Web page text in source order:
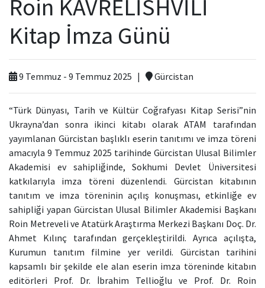
Roin KAVRELİSHVİLİ
Kitap İmza Günü
9 Temmuz - 9 Temmuz 2025 | Gürcistan
“Türk Dünyası, Tarih ve Kültür Coğrafyası Kitap Serisi”nin
Ukrayna’dan sonra ikinci kitabı olarak ATAM tarafından
yayımlanan Gürcistan başlıklı eserin tanıtımı ve imza töreni
amacıyla 9 Temmuz 2025 tarihinde Gürcistan Ulusal Bilimler
Akademisi ev sahipliğinde, Sokhumi Devlet Üniversitesi
katkılarıyla imza töreni düzenlendi. Gürcistan kitabının
tanıtım ve imza töreninin açılış konuşması, etkinliğe ev
sahipliği yapan Gürcistan Ulusal Bilimler Akademisi Başkanı
Roin Metreveli ve Atatürk Araştırma Merkezi Başkanı Doç. Dr.
Ahmet Kılınç tarafından gerçekleştirildi. Ayrıca açılışta,
Kurumun tanıtım filmine yer verildi. Gürcistan tarihini
kapsamlı bir şekilde ele alan eserin imza töreninde kitabın
editörleri Prof. Dr. İbrahim Tellioğlu ve Prof. Dr. Roin
Hizmet Envanteri
Uluslararası Yayıncılık
Ödüller
Başvurular